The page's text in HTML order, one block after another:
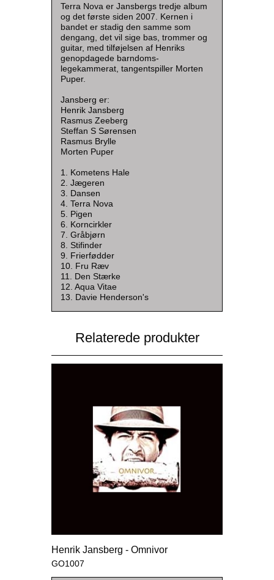
Terra Nova er Jansbergs tredje album
og det første siden 2007. Kernen i
bandet er stadig den samme som
dengang, det vil sige bas, trommer og
guitar, med tilføjelsen af Henriks
genopdagede barndoms-
legekammerat, tangentspiller Morten
Puper.
Jansberg er:
Henrik Jansberg
Rasmus Zeeberg
Steffan S Sørensen
Rasmus Brylle
Morten Puper
1. Kometens Hale
2. Jægeren
3. Dansen
4. Terra Nova
5. Pigen
6. Korncirkler
7. Gråbjørn
8. Stifinder
9. Frierfødder
10. Fru Ræv
11. Den Stærke
12. Aqua Vitae
13. Davie Henderson's
Relaterede produkter
Henrik Jansberg - Omnivor
GO1007